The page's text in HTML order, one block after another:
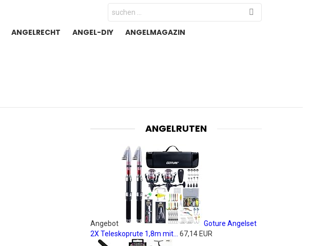
Search
for:
ANGELRECHT ANGEL-DIY
ANGELMAGAZIN
ANGELRUTEN
Angebot
Goture Angelset
2X Teleskoprute 1,8m mit...
67,14 EUR